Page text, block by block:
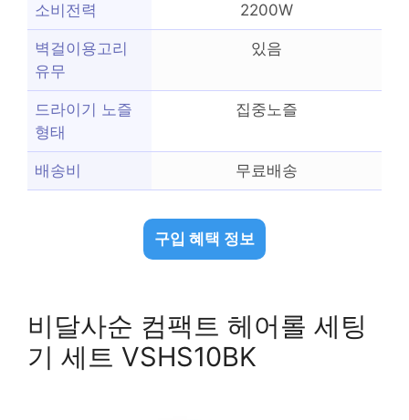
소비전력 2200W
벽걸이용고리
유무
있음
드라이기 노즐
형태
집중노즐
배송비 무료배송
구입 혜택 정보
비달사순 컴팩트 헤어롤 세팅
기 세트 VSHS10BK